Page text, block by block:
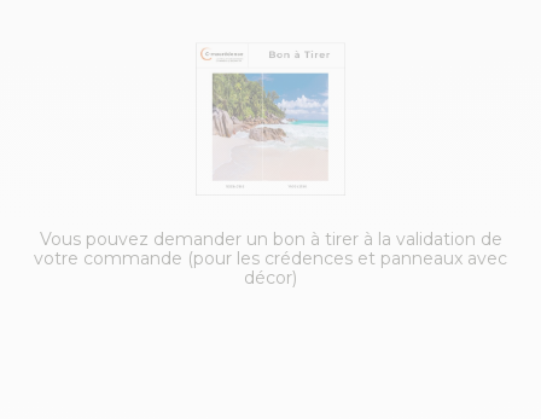
Vous pouvez demander un bon à tirer à la validation de
votre commande (pour les crédences et panneaux avec
décor)